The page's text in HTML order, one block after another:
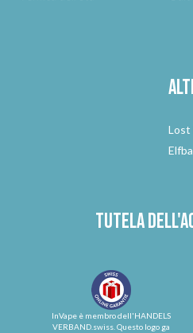
Lost
Tutela
InVape è membro dell'HANDELS
VERBAND.swiss. Questo logo ga